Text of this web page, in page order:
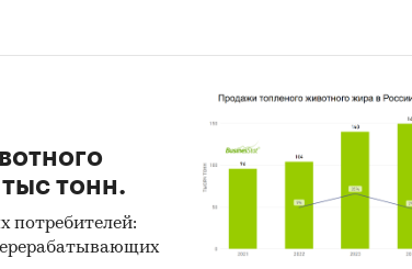
динамики расходов населения.
регионы для расширения
доказательную базу для переговоров
решения перед
основе рыночной аналитики.
тонн.
потребителей: